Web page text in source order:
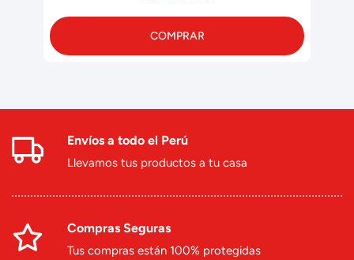
COMPRAR
Envíos a todo el Perú
Llevamos tus productos a tu casa
Compras Seguras
Tus compras están 100% protegidas